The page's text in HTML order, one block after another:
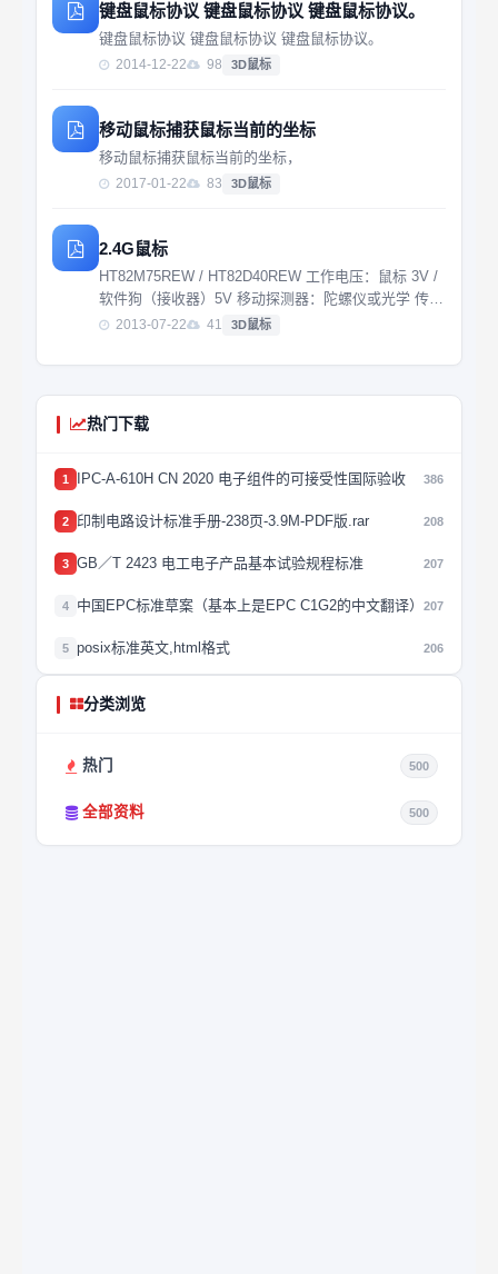
键盘鼠标协议 键盘鼠标协议 键盘鼠标协议。
键盘鼠标协议 键盘鼠标协议 键盘鼠标协议。
2014-12-22 98 3D鼠标
移动鼠标捕获鼠标当前的坐标
移动鼠标捕获鼠标当前的坐标，
2017-01-22 83 3D鼠标
2.4G鼠标
HT82M75REW / HT82D40REW 工作电压：鼠标 3V /
软件狗（接收器）5V 移动探测器：陀螺仪或光学 传感
器分辨率：0.15°/s；蓝色光 工作电流：鼠标 21mA /
2013-07-22 41 3D鼠标
热门下载
1 IPC-A-610H CN 2020 电子组件的可接受性国际验收 386
2 印制电路设计标准手册-238页-3.9M-PDF版.rar 208
3 GB／T 2423 电工电子产品基本试验规程标准 207
4 中国EPC标准草案（基本上是EPC C1G2的中文翻译） 207
5 posix标准英文,html格式 206
分类浏览
热门 500
全部资料 500